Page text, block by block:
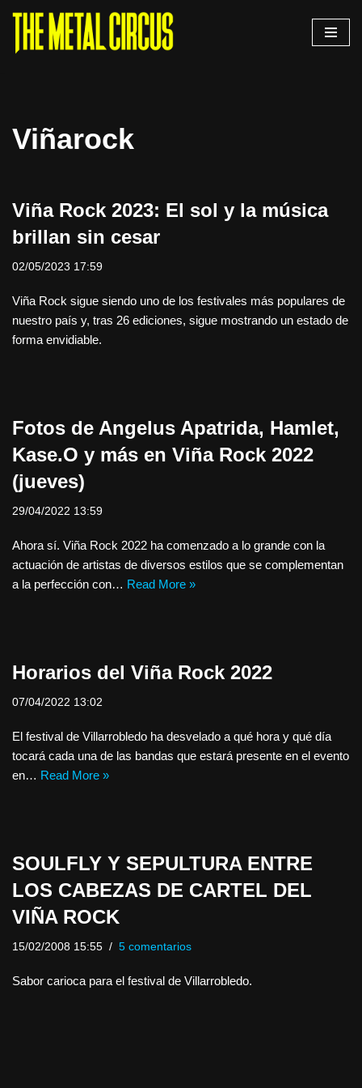
Saltar
Viñarock
Viña Rock 2023: El sol y la música
brillan sin cesar
02/05/2023 17:59
Viña Rock sigue siendo uno de los festivales más populares de
nuestro país y, tras 26 ediciones, sigue mostrando un estado de
forma envidiable.
Fotos de Angelus Apatrida, Hamlet,
Kase.O y más en Viña Rock 2022
(jueves)
29/04/2022 13:59
Ahora sí. Viña Rock 2022 ha comenzado a lo grande con la
actuación de artistas de diversos estilos que se complementan
a la perfección con… Read More »
Horarios del Viña Rock 2022
07/04/2022 13:02
El festival de Villarrobledo ha desvelado a qué hora y qué día
tocará cada una de las bandas que estará presente en el evento
en… Read More »
SOULFLY Y SEPULTURA ENTRE
LOS CABEZAS DE CARTEL DEL
VIÑA ROCK
15/02/2008 15:55 5 comentarios
Sabor carioca para el festival de Villarrobledo.